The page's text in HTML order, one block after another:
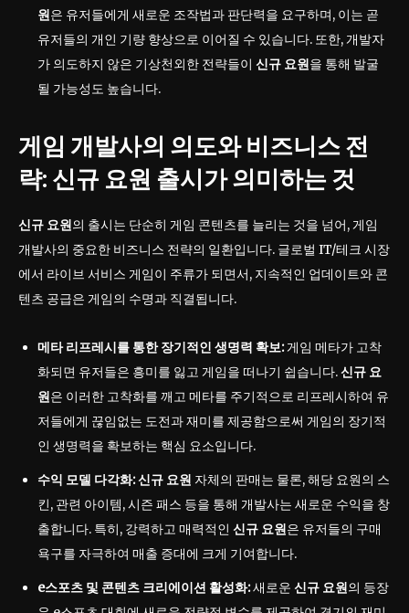
원은 유저들에게 새로운 조작법과 판단력을 요구하며, 이는 곧
유저들의 개인 기량 향상으로 이어질 수 있습니다. 또한, 개발자
가 의도하지 않은 기상천외한 전략들이 신규 요원을 통해 발굴
될 가능성도 높습니다.
게임 개발사의 의도와 비즈니스 전
략: 신규 요원 출시가 의미하는 것
신규 요원의 출시는 단순히 게임 콘텐츠를 늘리는 것을 넘어, 게임
개발사의 중요한 비즈니스 전략의 일환입니다. 글로벌 IT/테크 시장
에서 라이브 서비스 게임이 주류가 되면서, 지속적인 업데이트와 콘
텐츠 공급은 게임의 수명과 직결됩니다.
메타 리프레시를 통한 장기적인 생명력 확보:게임 메타가 고착
화되면 유저들은 흥미를 잃고 게임을 떠나기 쉽습니다.신규 요
원은 이러한 고착화를 깨고 메타를 주기적으로 리프레시하여 유
저들에게 끊임없는 도전과 재미를 제공함으로써 게임의 장기적
인 생명력을 확보하는 핵심 요소입니다.
수익 모델 다각화:신규 요원 자체의 판매는 물론, 해당 요원의 스
킨, 관련 아이템, 시즌 패스 등을 통해 개발사는 새로운 수익을 창
출합니다. 특히, 강력하고 매력적인 신규 요원은 유저들의 구매
욕구를 자극하여 매출 증대에 크게 기여합니다.
e스포츠 및 콘텐츠 크리에이션 활성화:새로운 신규 요원의 등장